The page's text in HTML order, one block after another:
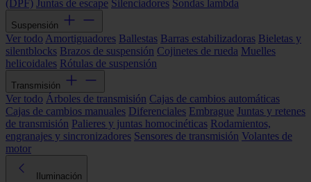
(DPF) Juntas de escape Silenciadores Sondas lambda
Suspensión
Ver todo Amortiguadores Ballestas Barras estabilizadoras Bieletas y
silentblocks Brazos de suspensión Cojinetes de rueda Muelles
helicoidales Rótulas de suspensión
Transmisión
Ver todo Árboles de transmisión Cajas de cambios automáticas
Cajas de cambios manuales Diferenciales Embrague Juntas y retenes
de transmisión Palieres y juntas homocinéticas Rodamientos,
engranajes y sincronizadores Sensores de transmisión Volantes de
motor
Iluminación